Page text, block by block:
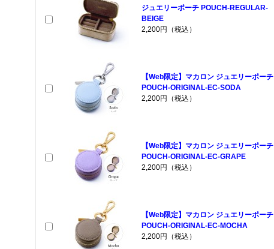
ジュエリーポーチ POUCH-REGULAR-
BEIGE
2,200円（税込）
【Web限定】マカロン ジュエリーポーチ
POUCH-ORIGINAL-EC-SODA
2,200円（税込）
【Web限定】マカロン ジュエリーポーチ
POUCH-ORIGINAL-EC-GRAPE
2,200円（税込）
【Web限定】マカロン ジュエリーポーチ
POUCH-ORIGINAL-EC-MOCHA
2,200円（税込）